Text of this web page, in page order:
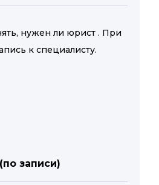
нужен ли юрист . При
к специалисту.
записи)